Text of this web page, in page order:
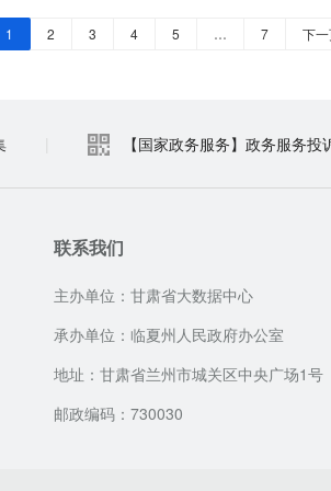
1 2 3 4 5 … 7 下
【国家政务服务】政务服务投
联系我们
主办单位：甘肃省大数据中心
承办单位：临夏州人民政府办公室
地址：甘肃省兰州市城关区中央广场1号
邮政编码：730030